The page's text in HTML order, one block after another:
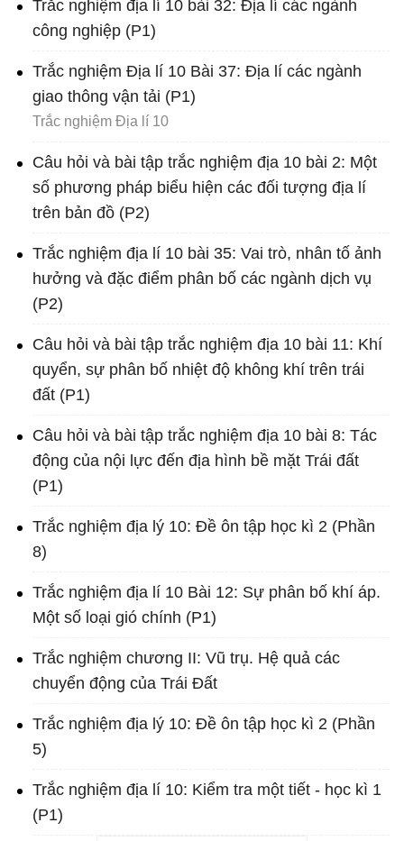
Trắc nghiệm địa lí 10 bài 32: Địa lí các ngành
công nghiệp (P1)
Trắc nghiệm Địa lí 10 Bài 37: Địa lí các ngành
giao thông vận tải (P1)
Trắc nghiệm Địa lí 10
Câu hỏi và bài tập trắc nghiệm địa 10 bài 2: Một
số phương pháp biểu hiện các đối tượng địa lí
trên bản đồ (P2)
Trắc nghiệm địa lí 10 bài 35: Vai trò, nhân tố ảnh
hưởng và đặc điểm phân bố các ngành dịch vụ
(P2)
Câu hỏi và bài tập trắc nghiệm địa 10 bài 11: Khí
quyển, sự phân bố nhiệt độ không khí trên trái
đất (P1)
Câu hỏi và bài tập trắc nghiệm địa 10 bài 8: Tác
động của nội lực đến địa hình bề mặt Trái đất
(P1)
Trắc nghiệm địa lý 10: Đề ôn tập học kì 2 (Phần
8)
Trắc nghiệm địa lí 10 Bài 12: Sự phân bố khí áp.
Một số loại gió chính (P1)
Trắc nghiệm chương II: Vũ trụ. Hệ quả các
chuyển động của Trái Đất
Trắc nghiệm địa lý 10: Đề ôn tập học kì 2 (Phần
5)
Trắc nghiệm địa lí 10: Kiểm tra một tiết - học kì 1
(P1)